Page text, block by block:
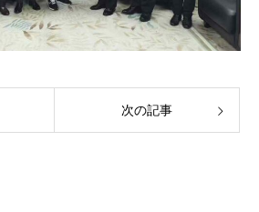
次の記事